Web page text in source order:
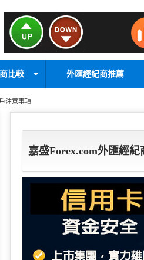
比較 外匯經紀商推薦
注意事項
嘉盛Forex.com外匯經